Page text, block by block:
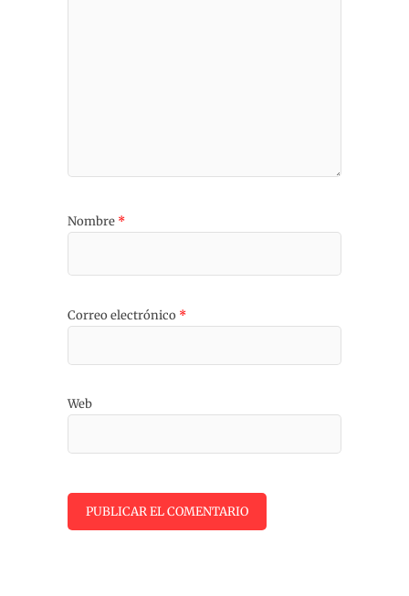
Nombre *
Correo electrónico *
Web